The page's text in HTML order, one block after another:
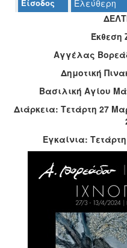
ΠΟΛΙΤΙΣΜΟΣ
Είσοδος
Ελεύθερη
Έκθεση
Αγγέλας
Δημοτική
Βασιλική Αγίου
Διάρκεια: Τετάρτη 27
Εγκαίνια: